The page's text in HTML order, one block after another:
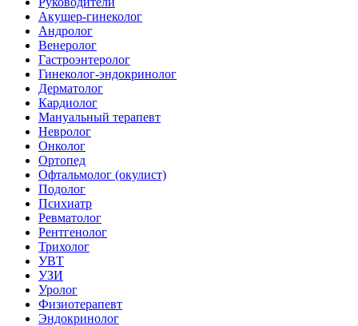
Акушер-гинеколог
Андролог
Венеролог
Гастроэнтеролог
Гинеколог-эндокринолог
Дерматолог
Кардиолог
Мануальный терапевт
Невролог
Онколог
Ортопед
Офтальмолог (окулист)
Подолог
Психиатр
Ревматолог
Рентгенолог
Трихолог
УВТ
УЗИ
Уролог
Физиотерапевт
Эндокринолог